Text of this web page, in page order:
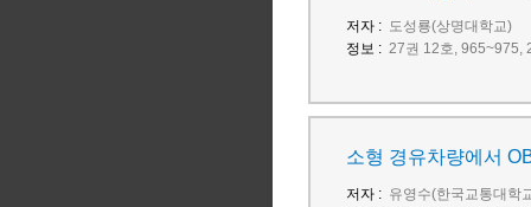
저자 : 도성룡(상명대학교)
정보 : 27권 12호, 965~975,
소형 경유차량에서
저자 : 유영수(한국교통대학